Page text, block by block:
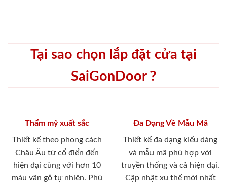
Tại sao chọn lắp đặt cửa tại
SaiGonDoor ?
Thẩm mỹ xuất sắc
Thiết kế theo phong cách
Châu Âu từ cổ điển đến
hiện đại cùng với hơn 10
màu vân gỗ tự nhiên. Phù
Đa Dạng Về Mẫu Mã
Thiết kế đa dạng kiểu dáng
và mẫu mã phù hợp với
truyền thống và cả hiện đại.
Cập nhật xu thế mới nhất